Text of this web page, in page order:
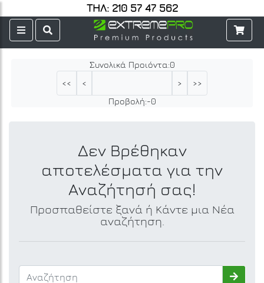
ΤΗΛ: 210 57 47 562
Συνολικά Προιόντα:0
<<
< >
>>
Προβολή:-0
Δεν Βρέθηκαν
αποτελέσματα για την
Αναζήτησή σας!
Προσπαθείστε ξανά ή Κάντε μια Νέα
αναζήτηση.